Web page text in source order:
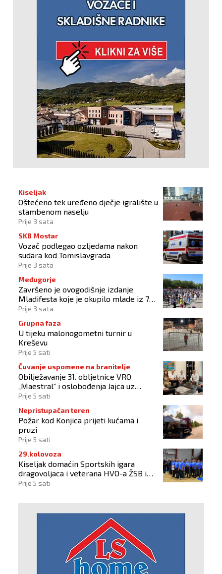
Kiseljak
Oštećeno tek uređeno dječje igralište u
stambenom naselju
Prije 3 sata
SKB Mostar
Vozač podlegao ozljedama nakon
sudara kod Tomislavgrada
Prije 3 sata
Međugorje
Završeno je ovogodišnje izdanje
Mladifesta koje je okupilo mlade iz 73
zemlje svijeta
Prije 3 sata
Grupna faza
U tijeku malonogometni turnir u
Kreševu
Prije 5 sati
Čuvanje uspomene na branitelje
Obilježavanje 31. obljetnice VRO
„Maestral“ i oslobođenja Jajca uz
pokroviteljstvo HNS-a BiH
Prije 5 sati
Nepristupačan teren
Požar kod Konjica prijeti kućama i
pruzi
Prije 5 sati
29.kolovoza
Kiseljak domaćin Sportskih igara
dragovoljaca i veterana HVO-a ŽSB i
Dana branitelja
Prije 5 sati